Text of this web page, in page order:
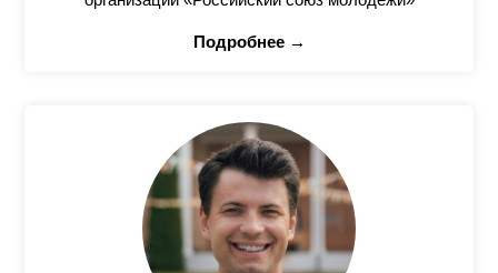
Подробнее →